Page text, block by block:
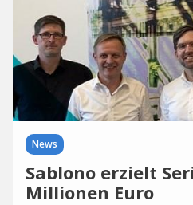
News
Sablono erzielt
Millionen Euro